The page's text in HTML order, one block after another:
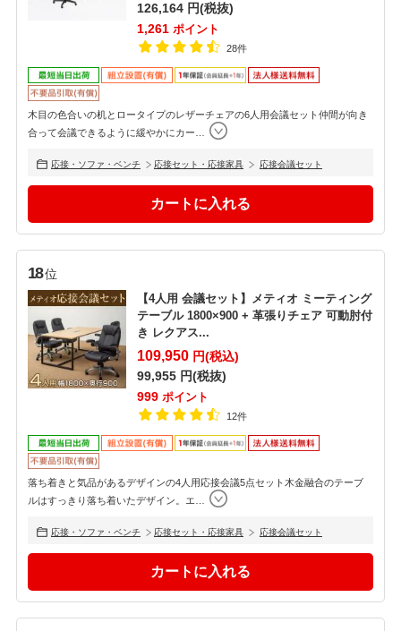
126,164円(税抜)
1,261 ポイント
28件
木目の色合いの机とロータイプのレザーチェアの6人用会議セット仲間が向き
合って会議できるように緩やかにカー
応接・ソファ・ベンチ 応接セット・応接家具 応接会議セット
18位
【4人用 会議セット】メティオ ミーティング
テーブル 1800×900 + 革張りチェア 可動肘付
き レクアス...
109,950円(税込)
99,955円(税抜)
999 ポイント
12件
落ち着きと気品があるデザインの4人用応接会議5点セット木金融合のテーブ
ルはすっきり落ち着いたデザイン。エ
応接・ソファ・ベンチ 応接セット・応接家具 応接会議セット